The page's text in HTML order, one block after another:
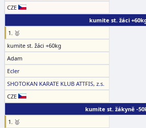
CZE
kumite st. žáci
1. 🥇
kumite st. žáci +60kg
Adam
Ecler
SHOTOKAN KARATE KLUB ATTFIS, z.s.
CZE
kumite st. žákyně -
1. 🥇